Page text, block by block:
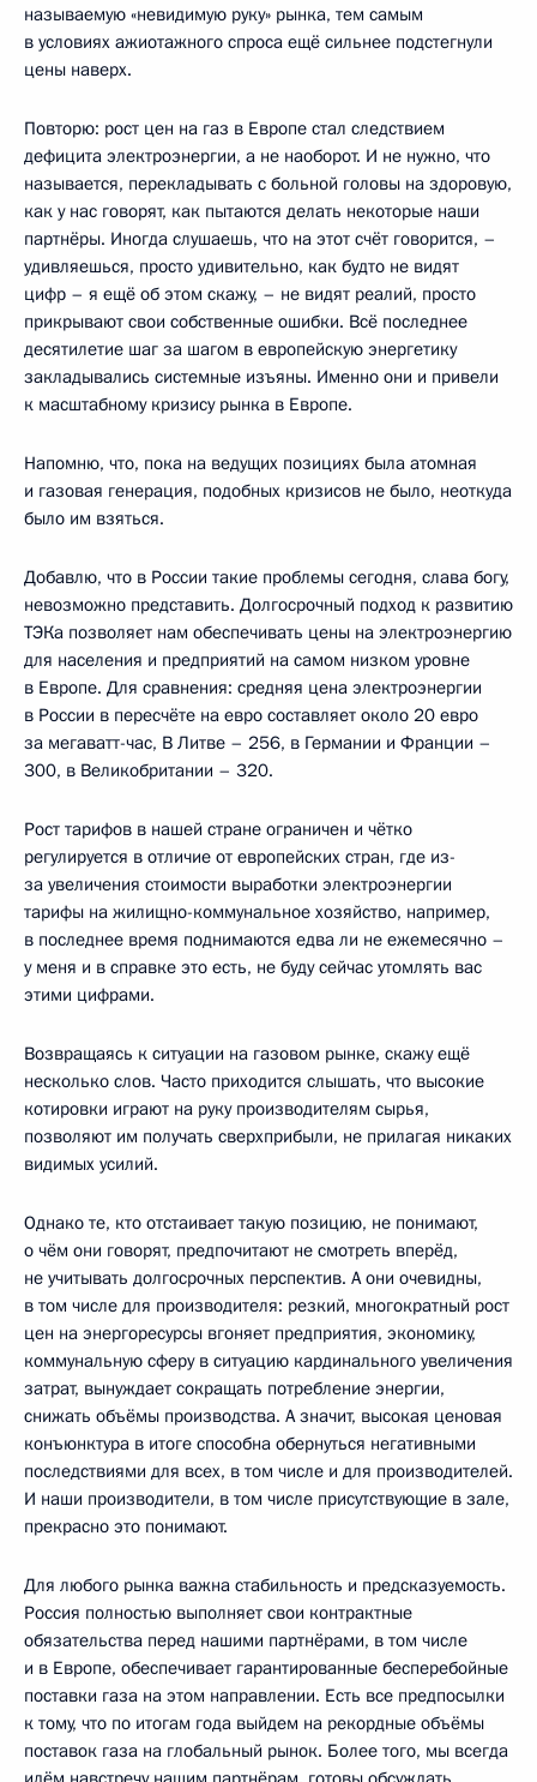
называемую «невидимую руку» рынка, тем самым
в условиях ажиотажного спроса ещё сильнее подстегнули
цены наверх.
Повторю: рост цен на газ в Европе стал следствием
дефицита электроэнергии, а не наоборот. И не нужно, что
называется, перекладывать с больной головы на здоровую,
как у нас говорят, как пытаются делать некоторые наши
партнёры. Иногда слушаешь, что на этот счёт говорится, –
удивляешься, просто удивительно, как будто не видят
цифр – я ещё об этом скажу, – не видят реалий, просто
прикрывают свои собственные ошибки. Всё последнее
десятилетие шаг за шагом в европейскую энергетику
закладывались системные изъяны. Именно они и привели
к масштабному кризису рынка в Европе.
Напомню, что, пока на ведущих позициях была атомная
и газовая генерация, подобных кризисов не было, неоткуда
было им взяться.
Добавлю, что в России такие проблемы сегодня, слава богу,
невозможно представить. Долгосрочный подход к развитию
ТЭКа позволяет нам обеспечивать цены на электроэнергию
для населения и предприятий на самом низком уровне
в Европе. Для сравнения: средняя цена электроэнергии
в России в пересчёте на евро составляет около 20 евро
за мегаватт-час, В Литве – 256, в Германии и Франции –
300, в Великобритании – 320.
Рост тарифов в нашей стране ограничен и чётко
регулируется в отличие от европейских стран, где из-
за увеличения стоимости выработки электроэнергии
тарифы на жилищно-коммунальное хозяйство, например,
в последнее время поднимаются едва ли не ежемесячно –
у меня и в справке это есть, не буду сейчас утомлять вас
этими цифрами.
Возвращаясь к ситуации на газовом рынке, скажу ещё
несколько слов. Часто приходится слышать, что высокие
котировки играют на руку производителям сырья,
позволяют им получать сверхприбыли, не прилагая никаких
видимых усилий.
Однако те, кто отстаивает такую позицию, не понимают,
о чём они говорят, предпочитают не смотреть вперёд,
не учитывать долгосрочных перспектив. А они очевидны,
в том числе для производителя: резкий, многократный рост
цен на энергоресурсы вгоняет предприятия, экономику,
коммунальную сферу в ситуацию кардинального увеличения
затрат, вынуждает сокращать потребление энергии,
снижать объёмы производства. А значит, высокая ценовая
конъюнктура в итоге способна обернуться негативными
последствиями для всех, в том числе и для производителей.
И наши производители, в том числе присутствующие в зале,
прекрасно это понимают.
Для любого рынка важна стабильность и предсказуемость.
Россия полностью выполняет свои контрактные
обязательства перед нашими партнёрами, в том числе
и в Европе, обеспечивает гарантированные бесперебойные
поставки газа на этом направлении. Есть все предпосылки
к тому, что по итогам года выйдем на рекордные объёмы
поставок газа на глобальный рынок. Более того, мы всегда